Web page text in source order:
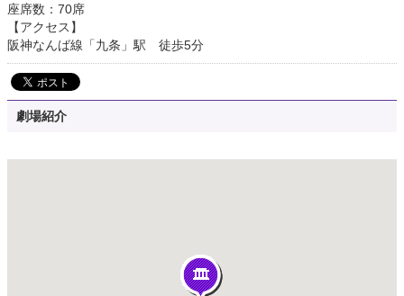
座席数：70席
【アクセス】
阪神なんば線「九条」駅 徒歩5分
劇場紹介